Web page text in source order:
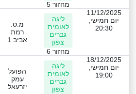
מחזור 5
11/12/2025
יום חמישי,
20:30
ליגה
לאומית
גברים
צפון
מחזור 6
מ.ס.
רמת
אביב 1
18/12/2025
יום חמישי,
19:00
ליגה
לאומית
גברים
צפון
הפועל
עמק
יזרעאל